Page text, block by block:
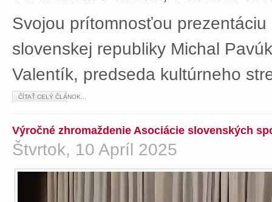
Svojou prítomnosťou
slovenskej republiky Michal
Valentík, predseda kultúrneho
ČÍTAŤ CELÝ ČLÁNOK...
Výročné zhromaždenie Asociácie slovenských
Štvrtok, 10 Apríl 2025